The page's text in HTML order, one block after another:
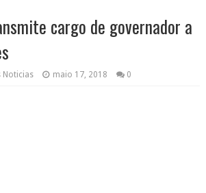
cargo de governador a
Noticias maio 17, 2018 0